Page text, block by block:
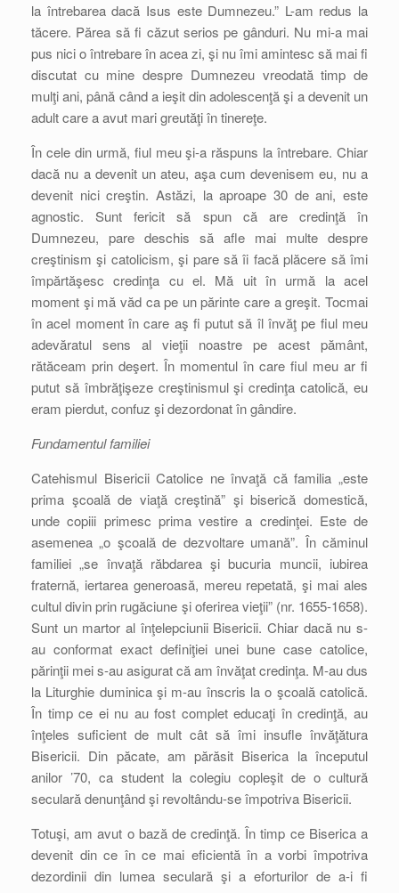
la întrebarea dacă Isus este Dumnezeu.” L-am redus la
tăcere. Părea să fi căzut serios pe gânduri. Nu mi-a mai
pus nici o întrebare în acea zi, şi nu îmi amintesc să mai fi
discutat cu mine despre Dumnezeu vreodată timp de
mulţi ani, până când a ieşit din adolescenţă şi a devenit un
adult care a avut mari greutăţi în tinereţe.
În cele din urmă, fiul meu şi-a răspuns la întrebare. Chiar
dacă nu a devenit un ateu, aşa cum devenisem eu, nu a
devenit nici creştin. Astăzi, la aproape 30 de ani, este
agnostic. Sunt fericit să spun că are credinţă în
Dumnezeu, pare deschis să afle mai multe despre
creştinism şi catolicism, şi pare să îi facă plăcere să îmi
împărtăşesc credinţa cu el. Mă uit în urmă la acel
moment şi mă văd ca pe un părinte care a greşit. Tocmai
în acel moment în care aş fi putut să îl învăţ pe fiul meu
adevăratul sens al vieţii noastre pe acest pământ,
rătăceam prin deşert. În momentul în care fiul meu ar fi
putut să îmbrăţişeze creştinismul şi credinţa catolică, eu
eram pierdut, confuz şi dezordonat în gândire.
Fundamentul familiei
Catehismul Bisericii Catolice ne învaţă că familia „este
prima şcoală de viaţă creştină” şi biserică domestică,
unde copiii primesc prima vestire a credinţei. Este de
asemenea „o şcoală de dezvoltare umană”. În căminul
familiei „se învaţă răbdarea şi bucuria muncii, iubirea
fraternă, iertarea generoasă, mereu repetată, şi mai ales
cultul divin prin rugăciune şi oferirea vieţii” (nr. 1655-1658).
Sunt un martor al înţelepciunii Bisericii. Chiar dacă nu s-
au conformat exact definiţiei unei bune case catolice,
părinţii mei s-au asigurat că am învăţat credinţa. M-au dus
la Liturghie duminica şi m-au înscris la o şcoală catolică.
În timp ce ei nu au fost complet educaţi în credinţă, au
înţeles suficient de mult cât să îmi insufle învăţătura
Bisericii. Din păcate, am părăsit Biserica la începutul
anilor ’70, ca student la colegiu copleşit de o cultură
seculară denunţând şi revoltându-se împotriva Bisericii.
Totuşi, am avut o bază de credinţă. În timp ce Biserica a
devenit din ce în ce mai eficientă în a vorbi împotriva
dezordinii din lumea seculară şi a eforturilor de a-i fi